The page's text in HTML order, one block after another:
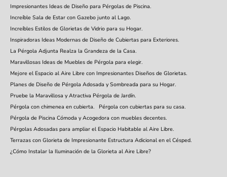
Impresionantes Ideas de Diseño para Pérgolas de Piscina.
Increíble Sala de Estar con Gazebo junto al Lago.
Increíbles Estilos de Glorietas de Vidrio para su Hogar.
Inspiradoras Ideas Modernas de Diseño de Cubiertas para Exteriores.
La Pérgola Adjunta Realza la Grandeza de la Casa.
Maravillosas Ideas de Muebles de Pérgola para elegir.
Mejore el Espacio al Aire Libre con Impresionantes Diseños de Glorietas.
Planes de Diseño de Pérgola Adosada y Sombreada para su Hogar.
Pruebe la Maravillosa y Atractiva Pérgola de Jardín.
Pérgola con chimenea en cubierta.
Pérgola con cubiertas para su casa.
Pérgola de Piscina Cómoda y Acogedora con muebles decentes.
Pérgolas Adosadas para ampliar el Espacio Habitable al Aire Libre.
Terrazas con Glorieta de Impresionante Estructura Adicional en el Césped.
¿Cómo Instalar la Iluminación de la Glorieta al Aire Libre?